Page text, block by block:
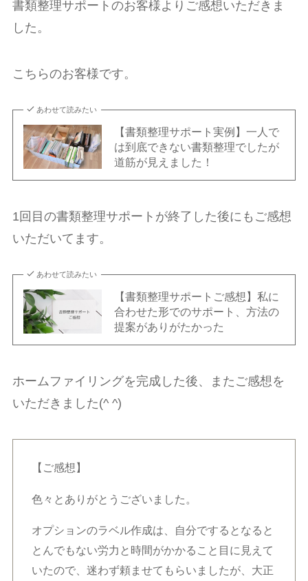
書類整理サポートのお客様よりご感想いただきま
した。
こちらのお客様です。
あわせて読みたい
【書類整理サポート実例】一人で
は到底できない書類整理でしたが
道筋が見えました！
1回目の書類整理サポートが終了した後にもご感想
いただいてます。
あわせて読みたい
【書類整理サポートご感想】私に
合わせた形でのサポート、方法の
提案がありがたかった
ホームファイリングを完成した後、またご感想を
いただきました(^ ^)
【ご感想】
色々とありがとうございました。
オプションのラベル作成は、自分でするとなると
とんでもない労力と時間がかかること目に見えて
いたので、迷わず頼ませてもらいましたが、大正